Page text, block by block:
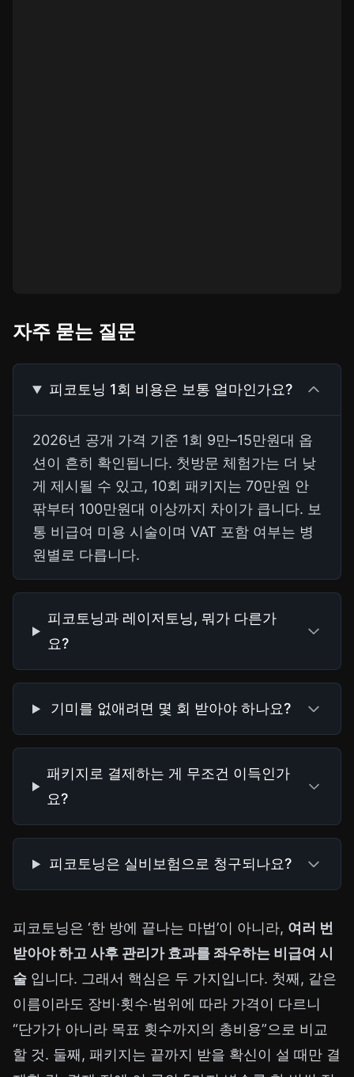
자주 묻는 질문
피코토닝 1회 비용은 보통 얼마인가요?
2026년 공개 가격 기준 1회 9만–15만원대 옵
션이 흔히 확인됩니다. 첫방문 체험가는 더 낮
게 제시될 수 있고, 10회 패키지는 70만원 안
팎부터 100만원대 이상까지 차이가 큽니다. 보
통 비급여 미용 시술이며 VAT 포함 여부는 병
원별로 다릅니다.
피코토닝과 레이저토닝, 뭐가 다른가
요?
기미를 없애려면 몇 회 받아야 하나요?
패키지로 결제하는 게 무조건 이득인가
요?
피코토닝은 실비보험으로 청구되나요?
피코토닝은 ‘한 방에 끝나는 마법’이 아니라, 여러 번
받아야 하고 사후 관리가 효과를 좌우하는 비급여 시
술 입니다. 그래서 핵심은 두 가지입니다. 첫째, 같은
이름이라도 장비·횟수·범위에 따라 가격이 다르니
“단가가 아니라 목표 횟수까지의 총비용”으로 비교
할 것. 둘째, 패키지는 끝까지 받을 확신이 설 때만 결